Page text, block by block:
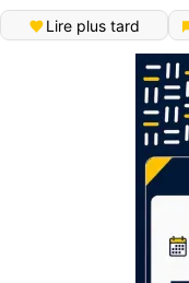
Lire plus tard